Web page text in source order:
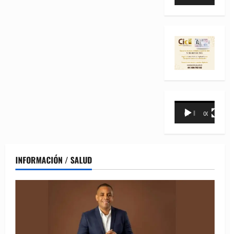
Reproductor
00:00 00:31
INFORMACIÓN / SALUD